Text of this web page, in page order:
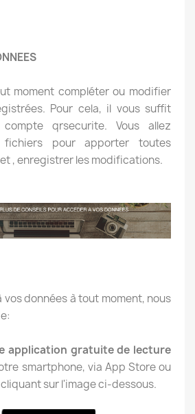
moment compléter ou modifier
Pour cela, il vous suffit
qrsecurite. Vous allez
pour apporter toutes
, enregistrer les modifications.
vos données à tout moment, nous
application gratuite de lecture
smartphone, via App Store ou
sur l'image ci-dessous.